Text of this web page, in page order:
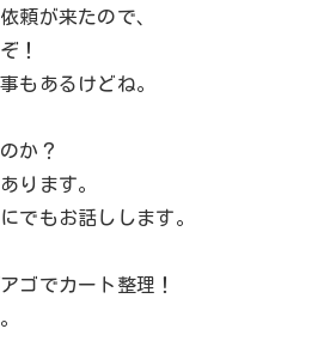
頼が来たので、
！
もあるけどね。
か？
ります。
でもお話しします。
ゴでカート整理！